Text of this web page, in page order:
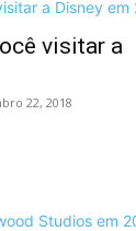
visitar a
22, 2018